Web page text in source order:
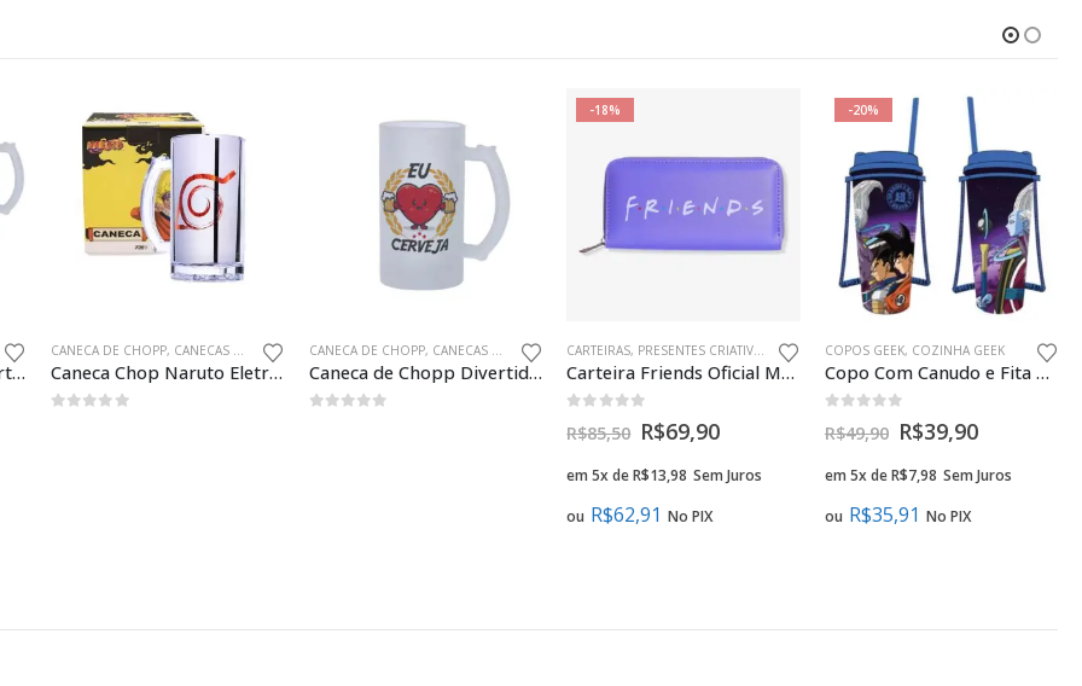
1 Caneca de Chopp Divertida Regras Para Beber Presente Criativo
CANECA DE CHOPP, CANECAS GEEK
Caneca Chop Naruto Eletrostática 450ml Oficial
CANECA DE CHOPP, CANECAS GEEK
Caneca de Chopp Divertida Eu Amo Cerveja Presente Criativo
-18%
CARTEIRAS, PRESENTES CRIATIVOS MÃES GEEK
Carteira Friends Oficial Moda Geek
R$85,50 R$69,90
em 5x deR$13,98 Sem Juros
ou R$62,91 No PIX
-20%
COPOS GEEK, COZINHA GEEK
Copo Com Canudo e Fita Dragon Ball Universe 7 Presente Geek
R$49,90 R$39,90
em 5x deR$7,98 Sem Juros
ou R$35,91 No PIX